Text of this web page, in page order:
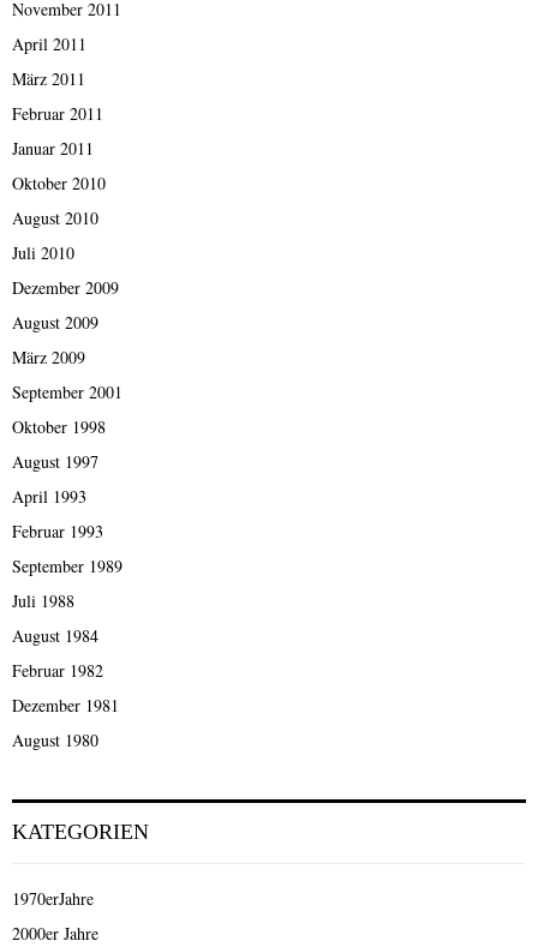
November 2011
April 2011
März 2011
Februar 2011
Januar 2011
Oktober 2010
August 2010
Juli 2010
Dezember 2009
August 2009
März 2009
September 2001
Oktober 1998
August 1997
April 1993
Februar 1993
September 1989
Juli 1988
August 1984
Februar 1982
Dezember 1981
August 1980
KATEGORIEN
1970erJahre
2000er Jahre